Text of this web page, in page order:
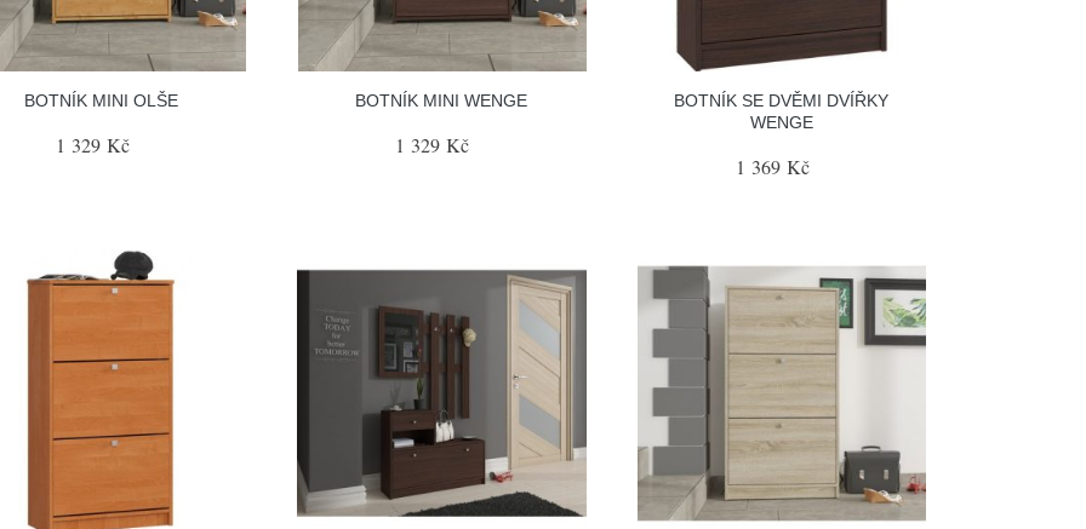
BOTNÍK MINI OLŠE
1 329 Kč
BOTNÍK MINI WENGE
1 329 Kč
BOTNÍK SE DVĚMI DVÍŘKY
WENGE
1 369 Kč